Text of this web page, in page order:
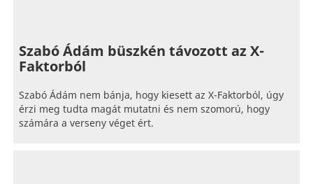
Szabó Ádám büszkén távozott az X-
Faktorból
Szabó Ádám nem bánja, hogy kiesett az X-Faktorból, úgy
érzi meg tudta magát mutatni és nem szomorú, hogy
számára a verseny véget ért.